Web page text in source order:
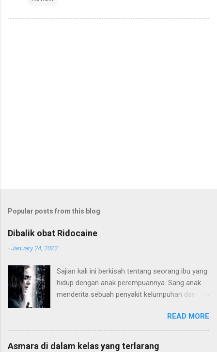
Popular posts from this blog
Dibalik obat Ridocaine
-January 24, 2022
Sajian kali ini berkisah tentang seorang ibu yang
hidup dengan anak perempuannya. Sang anak
menderita sebuah penyakit kelumpuhan dan
karena pola pendidikan sang ibu yang terlalu
"sayang" kepada sang anak hingga membatasi
sang anak dari dunia luar. Hingga sang anak
READ MORE
Asmara di dalam kelas yang terlarang